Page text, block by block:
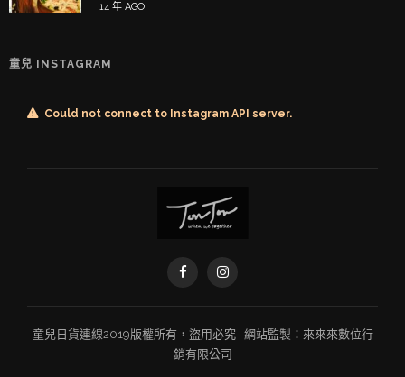
14 年 AGO
童兒 INSTAGRAM
Could not connect to Instagram API server.
童兒日貨連線2019版權所有，盜用必究 | 網站監製： 來來來數位行
銷有限公司